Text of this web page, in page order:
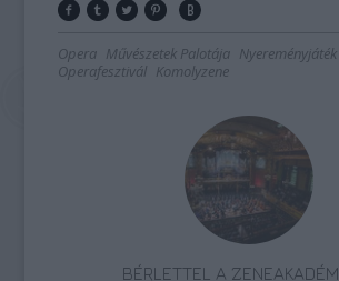
Opera Művészetek Palotája Nyereményjáték
Operafesztivál Komolyzene
BÉRLETTEL A